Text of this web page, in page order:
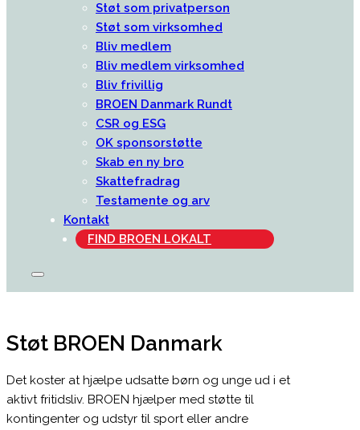
Støt som privatperson
Støt som virksomhed
Bliv medlem
Bliv medlem virksomhed
Bliv frivillig
BROEN Danmark Rundt
CSR og ESG
OK sponsorstøtte
Skab en ny bro
Skattefradrag
Testamente og arv
Kontakt
FIND BROEN LOKALT
Støt BROEN Danmark
Det koster at hjælpe udsatte børn og unge ud i et
aktivt fritidsliv. BROEN hjælper med støtte til
kontingenter og udstyr til sport eller andre